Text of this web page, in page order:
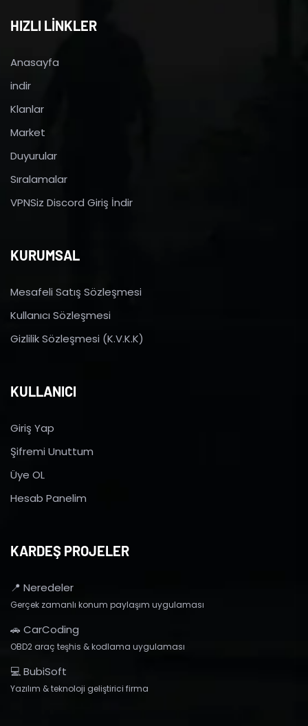
HIZLI LİNKLER
Anasayfa
indir
Klanlar
Market
Duyurular
Sıralamalar
VPNSiz Discord Giriş İndir
KURUMSAL
Mesafeli Satış Sözleşmesi
Kullanıcı Sözleşmesi
Gizlilik Sözleşmesi (K.V.K.K)
KULLANICI
Giriş Yap
Şifremi Unuttum
Üye OL
Hesab Panelim
KARDEŞ PROJELER
📍 Neredeler
Gerçek zamanlı konum paylaşım uygulaması
🚗 CarCoding
OBD2 araç teşhis & kodlama uygulaması
💻 BubiSoft
Yazılım & teknoloji geliştirici firma